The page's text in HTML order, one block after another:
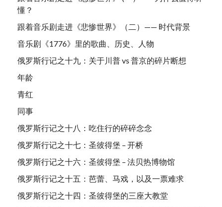
懂？
跟着音乐剧走进《悲惨世界》（二）—— 时代背景
音乐剧《1776》里的歌曲、历史、人物
俄罗斯行记之十九：关于川普 vs 普京的碎片断想
年龄
青红
同事
俄罗斯行记之十八：吃住行的碎碎念念
俄罗斯行记之十七：圣彼得堡 – 开桥
俄罗斯行记之十六：圣彼得堡 – 法贝热博物馆
俄罗斯行记之十五：芭蕾、马戏，以及一票难求
俄罗斯行记之十四：圣彼得堡的三座大教堂